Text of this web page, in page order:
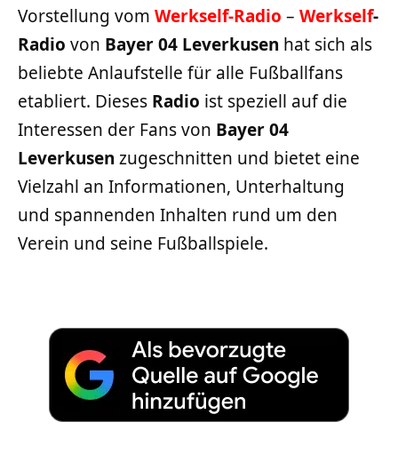
Vorstellung vom Werkself-Radio – Werkself-
Radio von Bayer 04 Leverkusen hat sich als
beliebte Anlaufstelle für alle Fußballfans
etabliert. Dieses Radio ist speziell auf die
Interessen der Fans von Bayer 04
Leverkusen zugeschnitten und bietet eine
Vielzahl an Informationen, Unterhaltung
und spannenden Inhalten rund um den
Verein und seine Fußballspiele.